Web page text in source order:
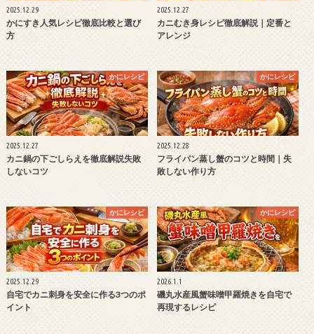
2025.12.29
かにすき人気レシピ徹底比較と選び
方
2025.12.27
カニむき身レシピ徹底解説｜定番と
アレンジ
かにレシピ
2025.12.27
カニ鍋の下ごしらえを徹底解説失敗
しないコツ
かにレシピ
2025.12.28
フライパン蒸し蟹のコツと時間｜失
敗しない作り方
かにレシピ
2025.12.29
自宅でカニ刺身を安全に作る3つのポ
イント
かにレシピ
2026.1.1
磯丸水産風蟹味噌甲羅焼きを自宅で
再現するレシピ